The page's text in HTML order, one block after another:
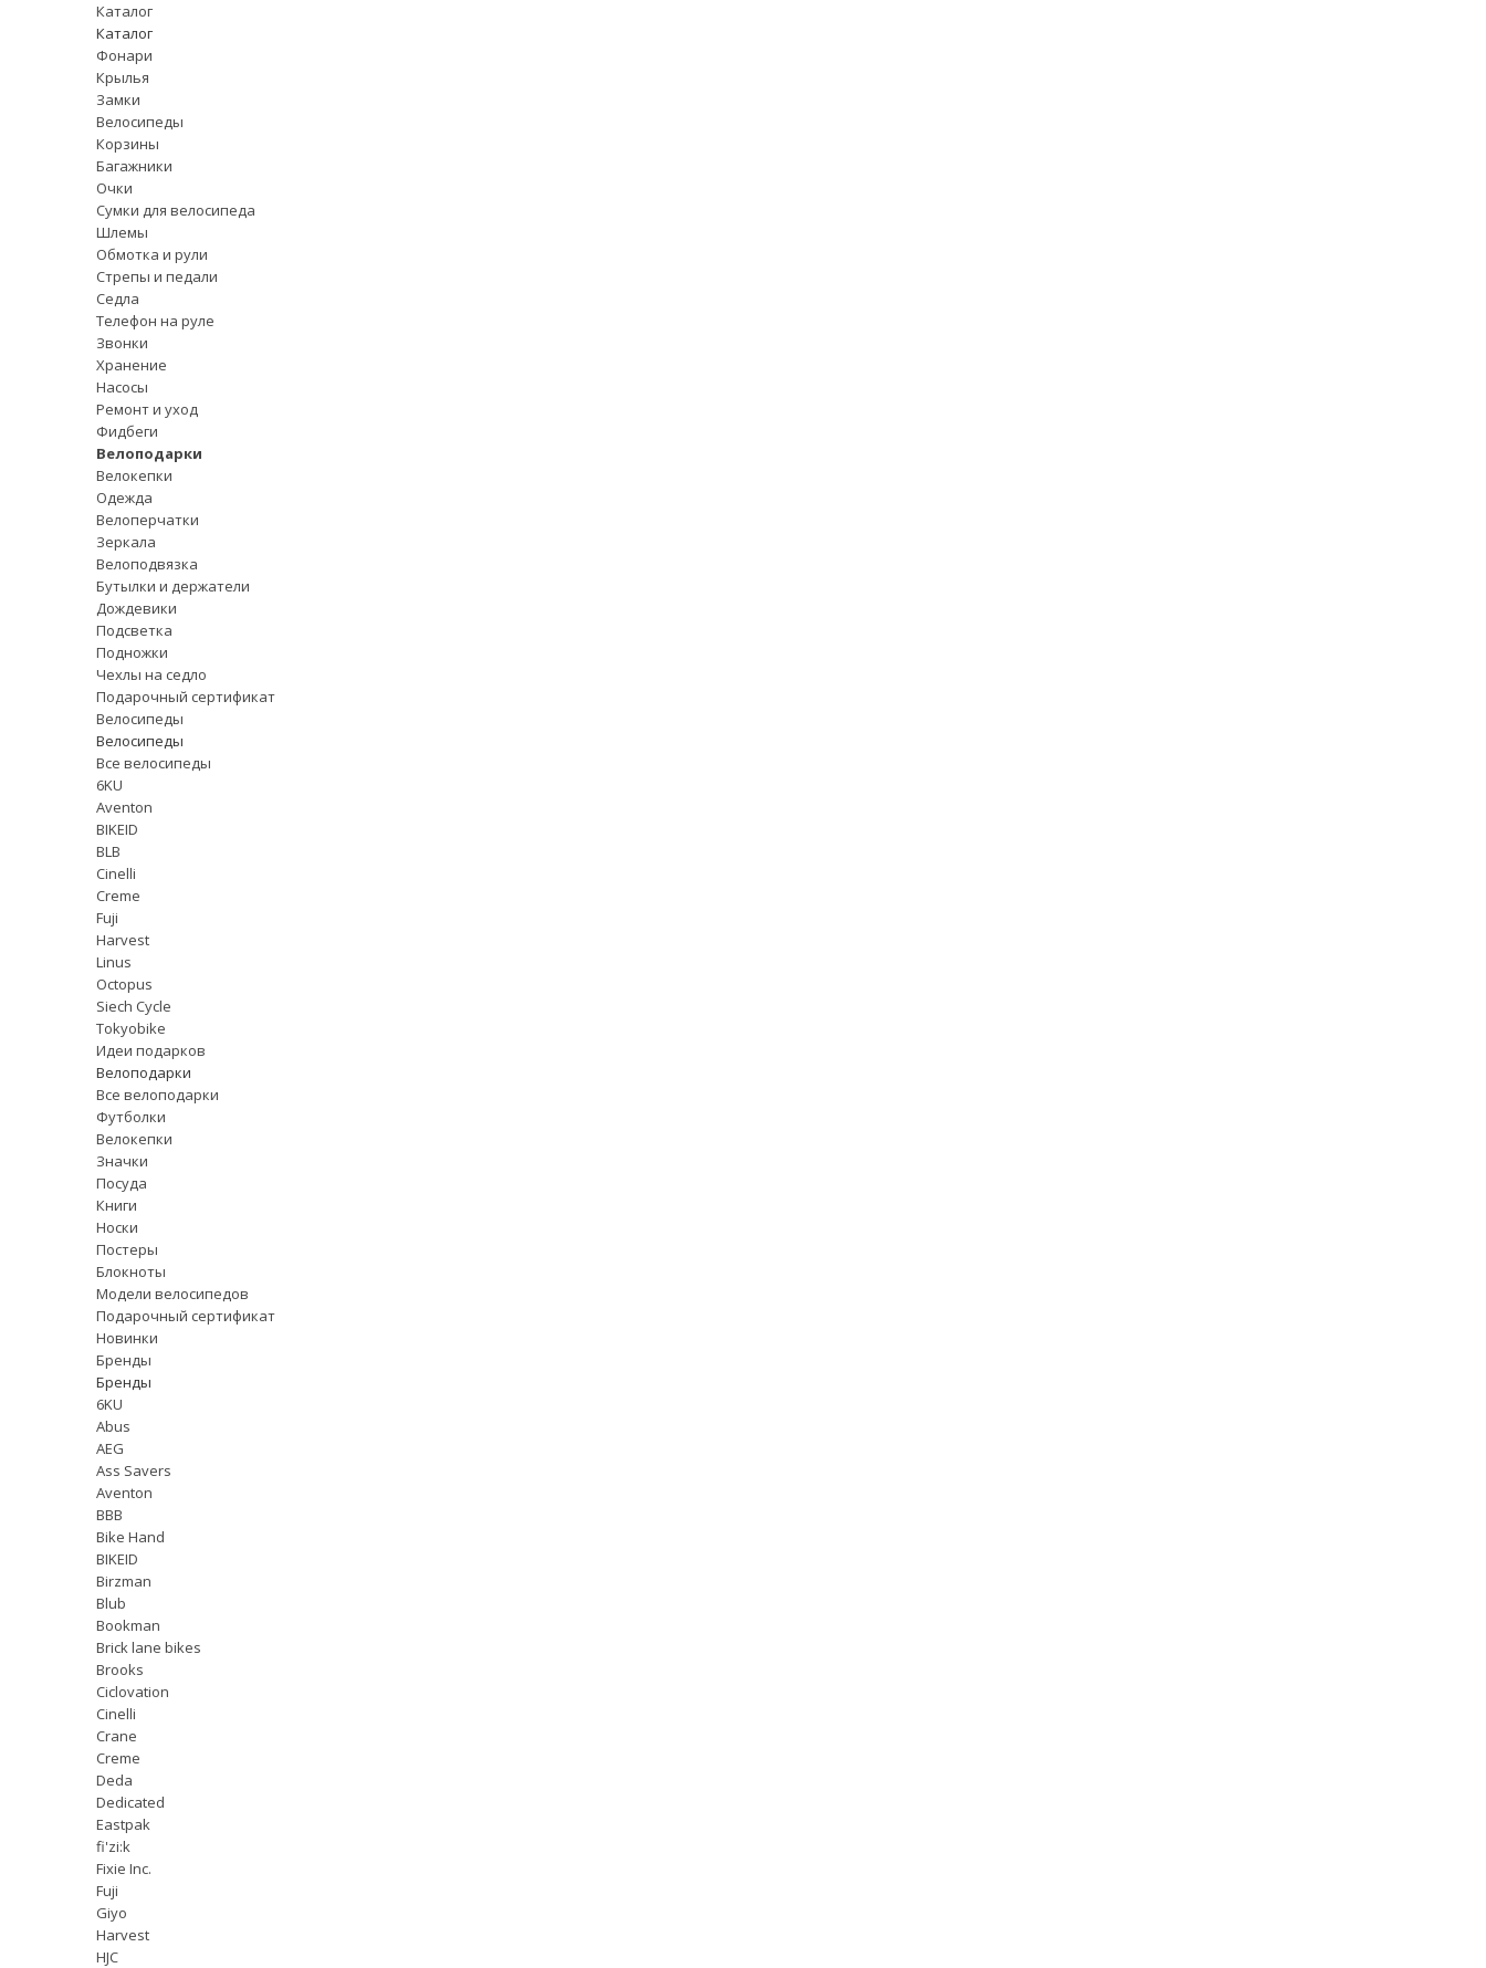
Каталог
Каталог
Фонари
Крылья
Замки
Велосипеды
Корзины
Багажники
Очки
Сумки для велосипеда
Шлемы
Обмотка и рули
Стрепы и педали
Седла
Телефон на руле
Звонки
Хранение
Насосы
Ремонт и уход
Фидбеги
Велоподарки
Велокепки
Одежда
Велоперчатки
Зеркала
Велоподвязка
Бутылки и держатели
Дождевики
Подсветка
Подножки
Чехлы на седло
Подарочный сертификат
Велосипеды
Велосипеды
Все велосипеды
6KU
Aventon
BIKEID
BLB
Cinelli
Creme
Fuji
Harvest
Linus
Octopus
Siech Cycle
Tokyobike
Идеи подарков
Велоподарки
Все велоподарки
Футболки
Велокепки
Значки
Посуда
Книги
Носки
Постеры
Блокноты
Модели велосипедов
Подарочный сертификат
Новинки
Бренды
Бренды
6KU
Abus
AEG
Ass Savers
Aventon
BBB
Bike Hand
BIKEID
Birzman
Blub
Bookman
Brick lane bikes
Brooks
Ciclovation
Cinelli
Crane
Creme
Deda
Dedicated
Eastpak
fi'zi:k
Fixie Inc.
Fuji
Giyo
Harvest
HJC